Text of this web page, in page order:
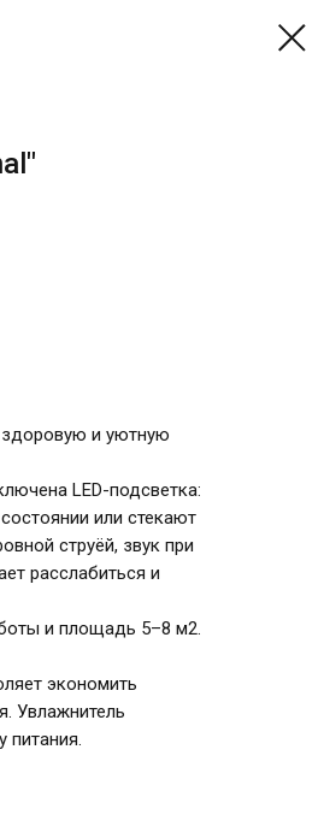
здоровую и уютную
LED-подсветка:
или стекают
струёй, звук при
расслабиться и
и площадь 5–8 м2.
экономить
Увлажнитель
питания.